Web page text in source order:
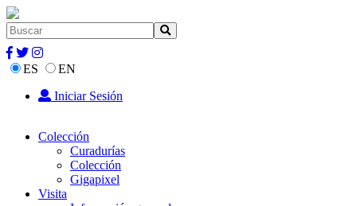
ES
EN
Iniciar Sesión
Colección
Curadurías
Colección
Gigapixel
Visita